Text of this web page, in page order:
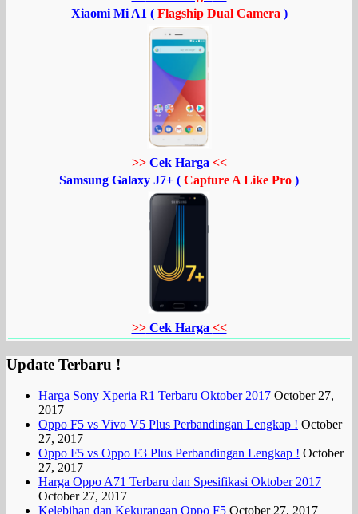
Xiaomi Mi A1 ( Flagship Dual Camera)
>> Cek Harga <<
Samsung Galaxy J7+ ( Capture A Like Pro )
>>Cek Harga <<
Update Terbaru !
Harga Sony Xperia R1 Terbaru Oktober 2017 October 27,
2017
Oppo F5 vs Vivo V5 Plus Perbandingan Lengkap ! October
27, 2017
Oppo F5 vs Oppo F3 Plus Perbandingan Lengkap ! October
27, 2017
Harga Oppo A71 Terbaru dan Spesifikasi Oktober 2017
October 27, 2017
Kelebihan dan Kekurangan Oppo F5 October 27, 2017